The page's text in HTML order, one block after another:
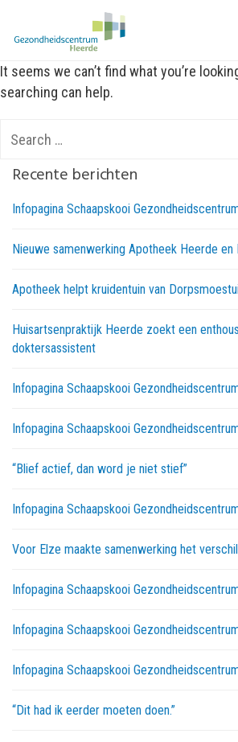
It seems we can’t find what you’re
searching can help.
for:
Recente berichten
Infopagina Schaapskooi
Nieuwe samenwerking Apotheek Heerde en
Apotheek helpt kruidentuin van
Huisartsenpraktijk Heerde zoekt een
doktersassistent
Infopagina Schaapskooi
Infopagina Schaapskooi
“Blief actief, dan word je niet stief”
Infopagina Schaapskooi
Voor Elze maakte samenwerking het verschil
Infopagina Schaapskooi
Infopagina Schaapskooi
Infopagina Schaapskooi
“Dit had ik eerder moeten doen.”